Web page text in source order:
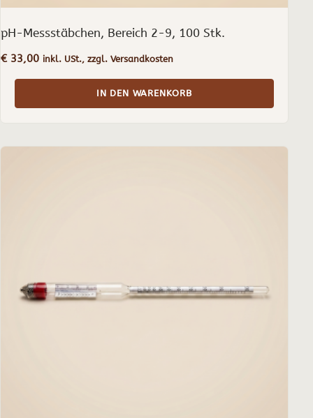
pH-Messstäbchen, Bereich 2-9, 100 Stk.
€33,00 inkl. USt., zzgl. Versandkosten
IN DEN WARENKORB